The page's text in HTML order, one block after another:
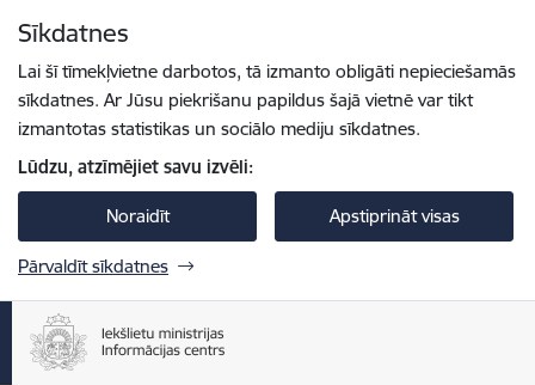
Sīkdatnes
Lai šī tīmekļvietne darbotos, tā izmanto obligāti nepieciešamās
sīkdatnes. Ar Jūsu piekrišanu papildus šajā vietnē var tikt
izmantotas statistikas un sociālo mediju sīkdatnes.
Lūdzu, atzīmējiet savu izvēli:
Noraidīt Apstiprināt visas
Pārvaldīt sīkdatnes